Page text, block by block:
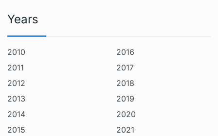
Years
2010
2011
2012
2013
2014
2015
2016
2017
2018
2019
2020
2021